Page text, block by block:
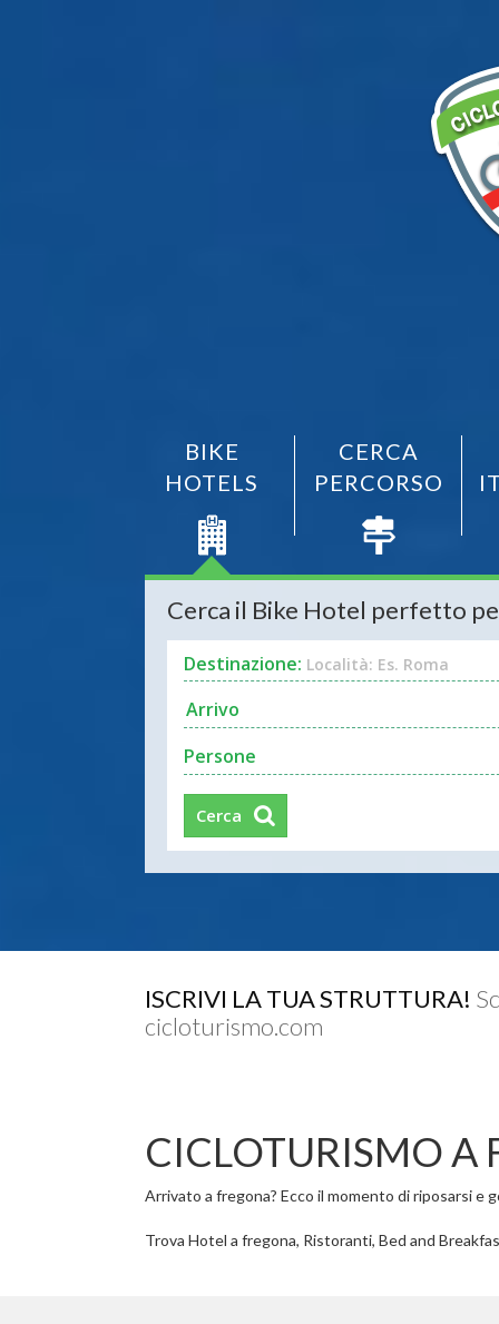
BIKE
HOTELS
CERCA
PERCORSO
Cerca il Bike Hotel perfetto
Destinazione: Località: Es. Roma
Persone
Cerca
ISCRIVI LA TUA STRUTTURA!
cicloturismo.com
CICLOTURISMO A
Arrivato a fregona? Ecco il momento di riposarsi e
Trova Hotel a fregona, Ristoranti, Bed and